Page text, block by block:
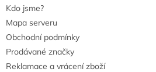
Kdo jsme?
Mapa serveru
Obchodní podmínky
Prodávané značky
Reklamace a vrácení zboží